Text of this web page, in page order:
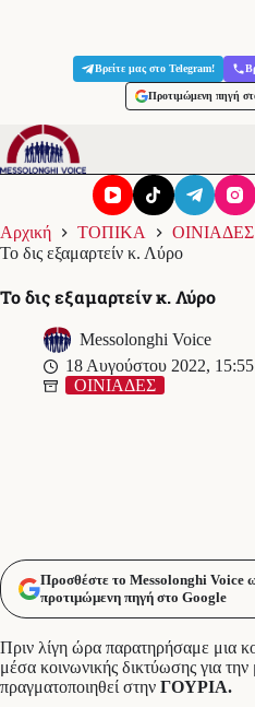
Βρείτε μας στο Telegram!
Προτιμώμενη πηγή
Αρχική ΤΟΠΙΚΑ
ΟΙΝΙΑΔΕΣ
Το δις εξαμαρτείν κ. Λύρο
Το δις εξαμαρτείν κ. Λύρο
Messolonghi Voice
18 Αυγούστου 2022, 15:55
ΟΙΝΙΑΔΕΣ
Προσθέστε το Messolonghi Voice
προτιμώμενη πηγή στο Google
Πριν λίγη ώρα παρατηρήσαμε μια
μέσα κοινωνικής δικτύωσης για
πραγματοποιηθεί στην ΓΟΥΡΙΑ.